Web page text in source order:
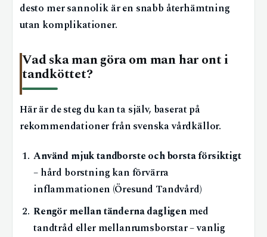
desto mer sannolik är en snabb återhämtning
utan komplikationer.
Vad ska man göra om man har ont i
tandköttet?
Här är de steg du kan ta själv, baserat på
rekommendationer från svenska vårdkällor.
Använd mjuk tandborste och borsta försiktigt
– hård borstning kan förvärra
inflammationen (Öresund Tandvård)
Rengör mellan tänderna dagligenmed
tandtråd eller mellanrumsborstar – vanlig